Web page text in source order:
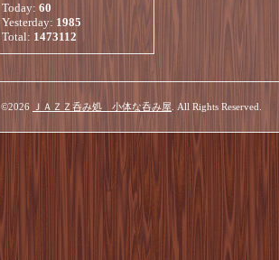
Today: 60
Yesterday: 1985
Total: 1473112
©2026 ＪＡＺＺ呑み処 小体な呑み屋 . All Rights Reserved.